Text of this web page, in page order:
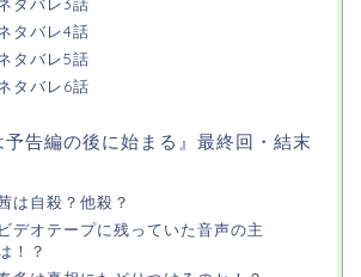
タバレ3話
タバレ4話
タバレ5話
タバレ6話
予告編の後に始まる』最終回・結末
は自殺？他殺？
ビデオテープに残っていた音声の主
！？